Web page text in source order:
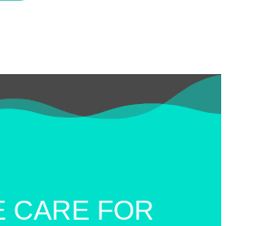
CARE FOR